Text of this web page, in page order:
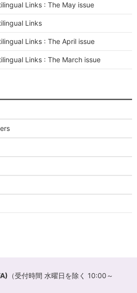
Links : The May issue
Links
Links : The April issue
Links : The March issue
（受付時間 水曜日を除く 10:00～